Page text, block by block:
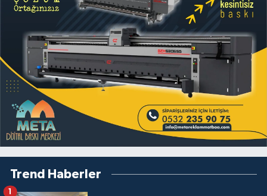
Trend Haberler
1